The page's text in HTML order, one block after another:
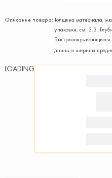
Описание товара:Толщина материала,
упаковки, см: 3.3.
Быстрозакрывающиеся
длины и ширины
LOADING